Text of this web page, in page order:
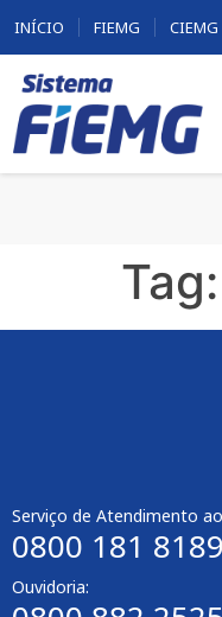
INÍCIO FIEMG CIEMG
Tag:
Serviço de Atendimento
0800 181 8189
Ouvidoria: